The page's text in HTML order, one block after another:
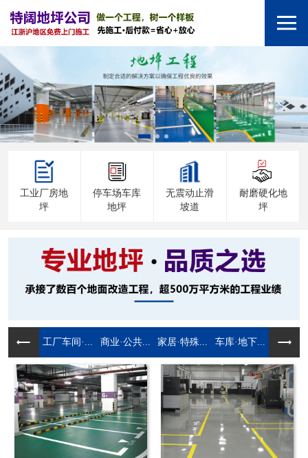
工业厂房地
坪
停车场车库
地坪
无震动止滑
坡道
耐磨硬化地
坪
工厂车间·... 商业·公共... 家居·特殊... 车库·地下...